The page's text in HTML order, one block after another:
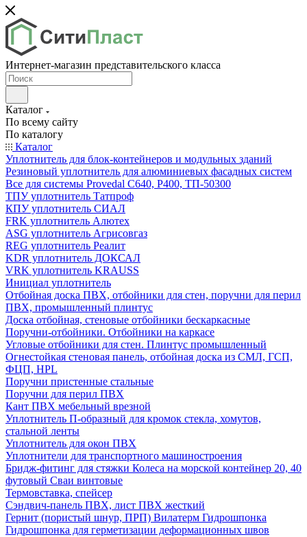
Интернет-магазин представительского класса
Каталог
По всему сайту
По каталогу
Каталог
Уплотнитель для блок-контейнеров и модульных зданий
Резиновый уплотнитель для алюминиевых фасадных систем
Все для системы Provedal С640, Р400, ТП-50300
ТПУ уплотнитель Татпроф
КПУ уплотнитель СИАЛ
FRK уплотнитель Алютех
ASG уплотнитель Агрисовгаз
REG уплотнитель Реалит
KDR уплотнитель ДОКСАЛ
VRK уплотнитель KRAUSS
Инициал уплотнитель
Отбойная доска ПВХ, отбойники для стен, поручни для перил
ПВХ, промышленный плинтус
Доска отбойная, стеновые отбойники бескаркасные
Поручни-отбойники. Отбойники на каркасе
Угловые отбойники для стен. Плинтус промышленный
Огнестойкая стеновая панель, отбойная доска из СМЛ, ГСП,
ФЦП, HPL
Поручни пристенные стальные
Поручни для перил ПВХ
Кант ПВХ мебельный врезной
Уплотнитель П-образный для кромок стекла, хомутов,
стальной ленты
Уплотнитель для окон ПВХ
Уплотнители для транспортного машиностроения
Бридж-фитинг для стяжки Колеса на морской контейнер 20, 40
футовый Сваи винтовые
Термовставка, спейсер
Сэндвич-панель ПВХ, лист ПВХ жесткий
Гернит (пористый шнур, ПРП) Вилатерм Гидрошпонка
Гидрошпонка для герметизации деформационных швов